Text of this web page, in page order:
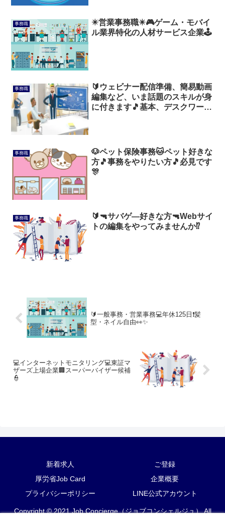
事務職
✴️営業事務職✴️🎮️ゲーム・モバイ
ル業界特化の人材サービス企業🕹️
事務職
🔰ウェビナー配信準備、簡易動画
編集など、いま話題のスキルが身
に付きます🎵基本、デスクワーク
事務職
🐶ペット保険事務🐱ペット好きな
方🎵事務をやりたい方🎵必見です
🎊
事務職
🔰🔫サバゲ―好きな方🔫Webサイ
トの編集をやってみませんか⁉️
🔰一般事務・営業事務💻年休125日❗髪
型・ネイル自由👀✨
💻インターネットモニタリング💻東証マ
ザーズ上場企業🏢スーパーバイザー候補
👮
新着求人
ご登録
厚労省Job Card
企業概要
プライバシーポリシー
LINE公式アカウント
Copyright © 2021 Job Concierge（ジョブコンシェルジュ） All